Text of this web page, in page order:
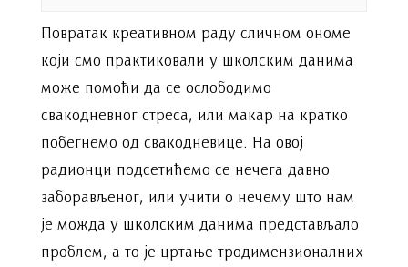
Повратак креативном раду сличном ономе
који смо практиковали у школским данима
може помоћи да се ослободимо
свакодневног стреса, или макар на кратко
побегнемо од свакодневице. На овој
радионци подсетићемо се нечега давно
заборављеног, или учити о нечему што нам
је можда у школским данима представљало
проблем, а то је цртање тродимензионалних